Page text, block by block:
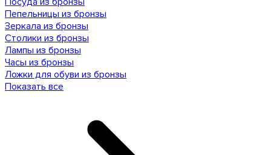
Пепельницы из бронзы
Зеркала из бронзы
Столики из бронзы
Лампы из бронзы
Часы из бронзы
Ложки для обуви из бронзы
Показать все